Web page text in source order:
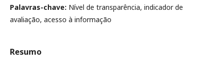
Palavras-chave: Nível de transparência, indicador de
avaliação, acesso à informação
Resumo